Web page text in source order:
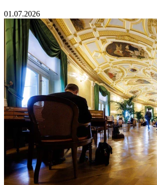
01.07.2026